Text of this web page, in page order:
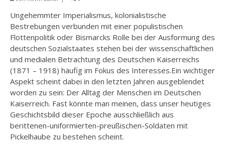
Ungehemmter Imperialismus, kolonialistische
Bestrebungen verbunden mit einer populistischen
Flottenpolitik oder Bismarcks Rolle bei der Ausformung des
deutschen Sozialstaates stehen bei der wissenschaftlichen
und medialen Betrachtung des Deutschen Kaiserreichs
(1871 – 1918) häufig im Fokus des Interesses.Ein wichtiger
Aspekt scheint dabei in den letzten Jahren ausgeblendet
worden zu sein: Der Alltag der Menschen im Deutschen
Kaiserreich. Fast könnte man meinen, dass unser heutiges
Geschichtsbild dieser Epoche ausschließlich aus
berittenen-uniformierten-preußischen-Soldaten mit
Pickelhaube zu bestehen scheint.